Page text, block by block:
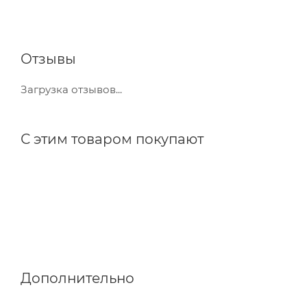
Отзывы
Загрузка отзывов...
С этим товаром покупают
Дополнительно